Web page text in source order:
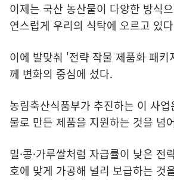
이제는 국산 농산물이 다양한 방식
연스럽게 우리의 식탁에 오르고 있
이에 발맞춰 '전략 작물 제품화 패키
께 변화의 중심에 섰다.
농림축산식품부가 추진하는 이 사
물로 만든 제품을 지원하는 것을 넘
밀·콩·가루쌀처럼 자급률이 낮은 전
호에 맞게 가공해 널리 보급하는 것